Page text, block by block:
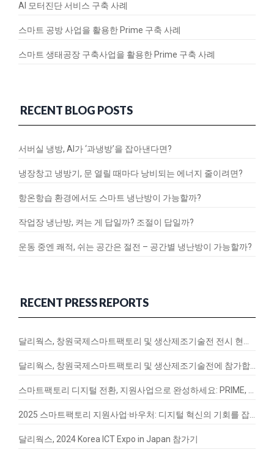
AI 모터진단 서비스 구축 사례
스마트 공방 사업을 활용한 Prime 구축 사례
스마트 생태공장 구축사업을 활용한 Prime 구축 사례
RECENT BLOG POSTS
서버실 냉방, AI가 ‘과냉방’을 잡아낸다면?
냉장창고 냉방기, 문 열릴 때마다 낭비되는 에너지 줄이려면?
항온항습 환경에서도 스마트 냉난방이 가능할까?
작업장 냉난방, 켜는 게 답일까? 조절이 답일까?
운동 중엔 쾌적, 쉬는 공간은 절전 – 공간별 냉난방이 가능할까?
RECENT PRESS REPORTS
달리웍스, 창원국제스마트팩토리 및 생산제조기술전 전시 현장 스케치
달리웍스, 창원국제스마트팩토리 및 생산제조기술전에 참가합니다!
스마트팩토리 디지털 전환, 지원사업으로 완성하세요: PRIME, EnergyQ, SignalVax 도입 가이드
2025 스마트팩토리 지원사업·바우처: 디지털 혁신의 기회를 잡아라
달리웍스, 2024 Korea ICT Expo in Japan 참가기